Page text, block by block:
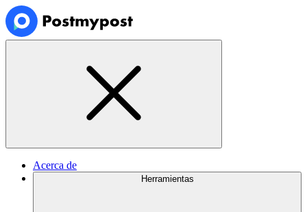
Acerca de
Herramientas